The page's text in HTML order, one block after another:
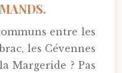
entre les
les Cévennes
Margeride ? Pas